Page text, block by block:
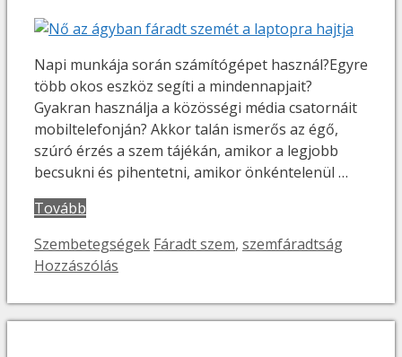
Napi munkája során számítógépet használ?Egyre
több okos eszköz segíti a mindennapjait?
Gyakran használja a közösségi média csatornáit
mobiltelefonján? Akkor talán ismerős az égő,
szúró érzés a szem tájékán, amikor a legjobb
becsukni és pihentetni, amikor önkéntelenül …
Tovább
Kategória
Szembetegségek Címkék
Fáradt szem, szemfáradtság
Hozzászólás